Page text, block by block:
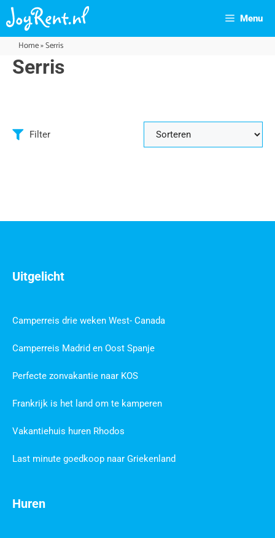
Menu
Home»Serris
Serris
Filter
Huren
Uitgelicht
Camperreis drie weken West- Canada
Camperreis Madrid en Oost Spanje
Perfecte zonvakantie naar KOS
Frankrijk is het land om te kamperen
Vakantiehuis huren Rhodos
Last minute goedkoop naar Griekenland